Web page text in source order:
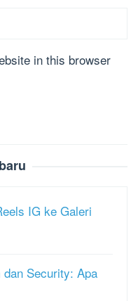
in this browser
IG ke Galeri
dan Security: Apa